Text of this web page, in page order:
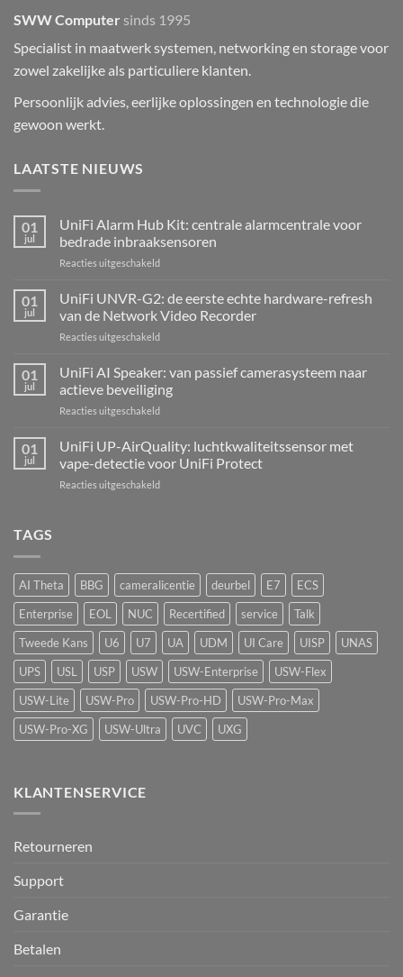
SWW Computer sinds 1995
Specialist in maatwerk systemen, networking en storage voor
zowel zakelijke als particuliere klanten.
Persoonlijk advies, eerlijke oplossingen en technologie die
gewoon werkt.
LAATSTE NIEUWS
01
jul
UniFi Alarm Hub Kit: centrale alarmcentrale voor
bedrade inbraaksensoren
Reacties uitgeschakeldvoor
Alarm
Hub
Kit:
centrale
voor
inbraaksensoren
01
jul
UniFi UNVR-G2: de eerste echte hardware-refresh
van de Network Video Recorder
Reacties uitgeschakeldvoor
G2:
de
eerste
hardware-
refresh
de
01
jul
UniFi AI Speaker: van passief camerasysteem naar
actieve beveiliging
Reacties uitgeschakeldvoor
Speaker:
van
passief
01
jul
UniFi UP-AirQuality: luchtkwaliteitssensor met
vape-detectie voor UniFi Protect
Reacties uitgeschakeldvoor
vape-
detectie
voor
UniFi
Protect
TAGS
AI Theta BBG cameralicentie deurbel E7
ECS
Enterprise
EOL NUC Recertified service
Talk
Tweede Kans
U6 U7 UA UDM UI Care UISP
UNAS
UPS
USL USP USW USW-Enterprise
USW-Flex
USW-Lite
USW-Pro USW-Pro-HD
USW-Pro-Max
USW-Pro-XG
USW-Ultra UVC UXG
KLANTENSERVICE
Retourneren
Support
Garantie
Betalen